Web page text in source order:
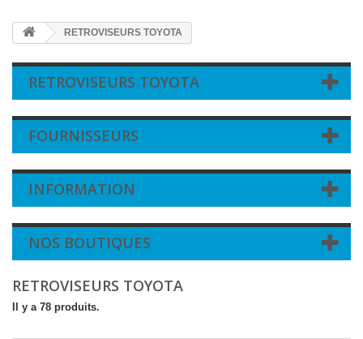
RETROVISEURS TOYOTA
RETROVISEURS TOYOTA
FOURNISSEURS
INFORMATION
NOS BOUTIQUES
RETROVISEURS TOYOTA
Il y a 78 produits.